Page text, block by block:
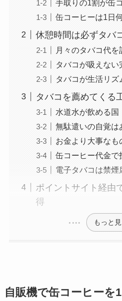
手取りの1割が缶
缶コーヒーは1日
休憩時間は必ずタバ
月々のタバコ代を
タバコが吸えない
タバコが生活リズ
タバコを薦めてくる
水道水が飲める国
無駄遣いの自覚は
お金より大事なも
缶コーヒー代金で
電子タバコは禁煙
ポイントサイト経由
得
もっと
自販機で缶コーヒーを